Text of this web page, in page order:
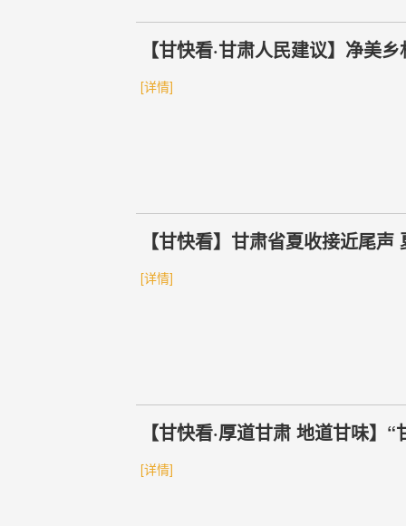
【甘快看·甘肃人民建议】净
[详情]
【甘快看】甘肃省夏收接近尾
[详情]
【甘快看·厚道甘肃 地道甘味】
[详情]